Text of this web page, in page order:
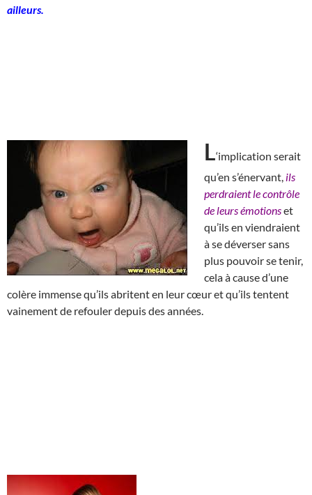
ailleurs.
L‘implication serait
qu’en s’énervant, ils
perdraient le contrôle
de leurs émotionset
qu’ils en viendraient
à se déverser sans
plus pouvoir se tenir,
cela à cause d’une
colère immense qu’ils abritent en leur cœur et qu’ils tentent
vainement de refouler depuis des années.